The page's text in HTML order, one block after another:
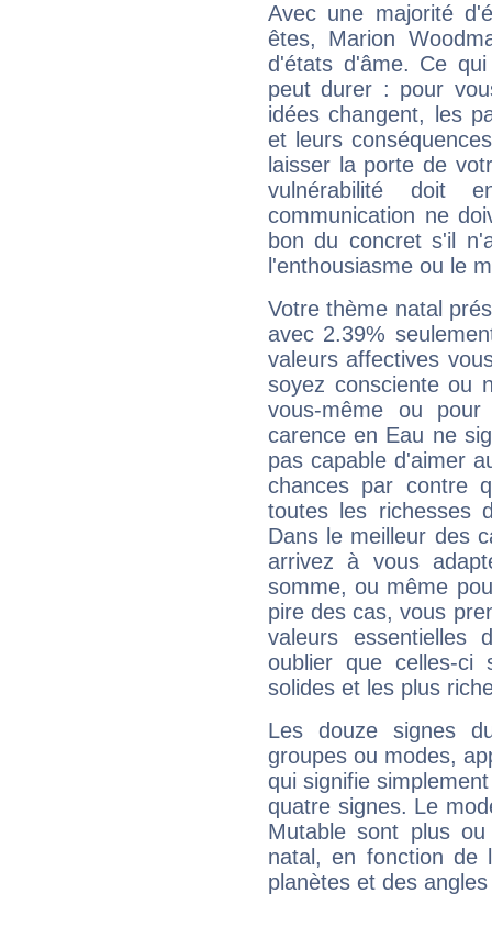
Avec une majorité
êtes, Marion
d'états d'âme. Ce
peut durer : pour
idées changent, les
et leurs
laisser la porte de
vulnérabilité doit
communication ne
bon du concret s'il
l'enthousiasme ou le
Votre thème natal
avec 2.39%
valeurs affectives
soyez consciente ou
vous-même ou
carence en Eau ne
pas capable d'aimer
chances par contre
toutes les richesses
Dans le meilleur des
arrivez à vous
somme, ou même
pire des cas, vous
valeurs
oublier que celles-
solides et les plus
Les douze signes
groupes ou modes,
qui signifie
quatre signes. Le
Mutable sont plus
natal, en fonction de
planètes et des